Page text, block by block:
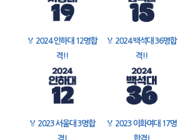
🏅 2024 인하대 12명합
격!!
🏅 2024 백석대 36명합
격!!
🏅 2023 서울대 3명합
🏅 2023 이화여대 17명